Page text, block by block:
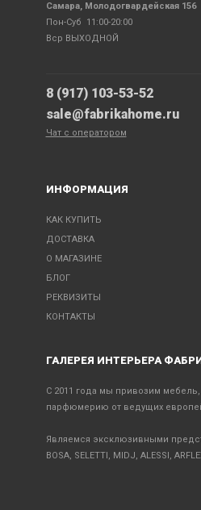
Самара, Молодогвардейская 156
Пон-Суб 11:00-20:00
Вср ВЫХОДНОЙ
8 (917) 103-53-52
sale@fabrikahome.ru
Чат с оператором
ИНФОРМАЦИЯ
КАК КУПИТЬ
ДОСТАВКА
О МАГАЗИНЕ
БЛОГ
РЕКВИЗИТЫ
КОНТАКТЫ
ГАЛЕРЕЯ ИНТЕРЬЕРА
С 2011 года мы привозим
парфюмерию от ведущих
Являемся эксклюзивными
BOSA, SELETTI, MIDJ, ALESSI,